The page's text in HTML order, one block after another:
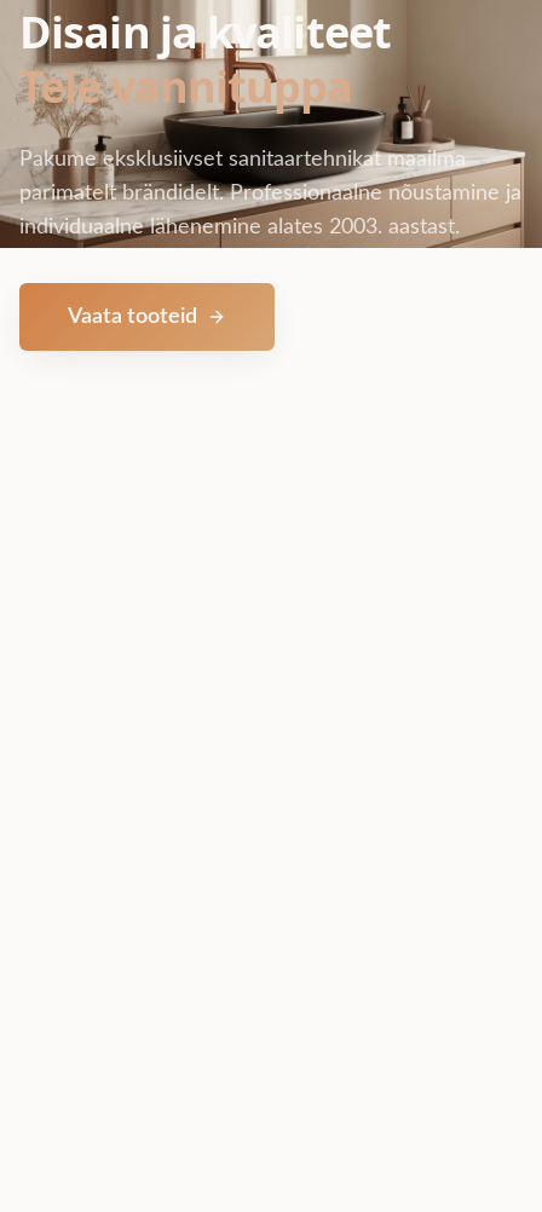
Disain ja kvaliteet
Teie vannituppa
Pakume eksklusiivset sanitaartehnikat maailma
parimatelt brändidelt. Professionaalne nõustamine ja
individuaalne lähenemine alates 2003. aastast.
Vaata tooteid